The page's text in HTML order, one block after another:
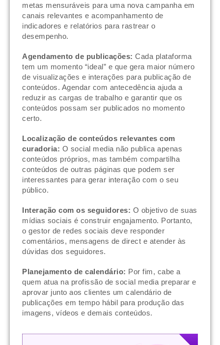
metas mensuráveis ​​para uma nova campanha em
canais relevantes e acompanhamento de
indicadores e relatórios para rastrear o
desempenho.
Agendamento de publicações: Cada plataforma
tem um momento “ideal” e que gera maior número
de visualizações e interações para publicação de
conteúdos. Agendar com antecedência ajuda a
reduzir as cargas de trabalho e garantir que os
conteúdos possam ser publicados no momento
certo.
Localização de conteúdos relevantes com
curadoria: O social media não publica apenas
conteúdos próprios, mas também compartilha
conteúdos de outras páginas que podem ser
interessantes para gerar interação com o seu
público.
Interação com os seguidores: O objetivo de suas
mídias sociais é construir engajamento. Portanto,
o gestor de redes sociais deve responder
comentários, mensagens de direct e atender às
dúvidas dos seguidores.
Planejamento de calendário: Por fim, cabe a
quem atua na profissão de social media preparar e
aprovar junto aos clientes um calendário de
publicações em tempo hábil para produção das
imagens, vídeos e demais conteúdos.